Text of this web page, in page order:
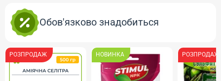
Обов'язково знадобиться
РОЗПРОДАЖ НОВИНКА РОЗПРОДАЖ